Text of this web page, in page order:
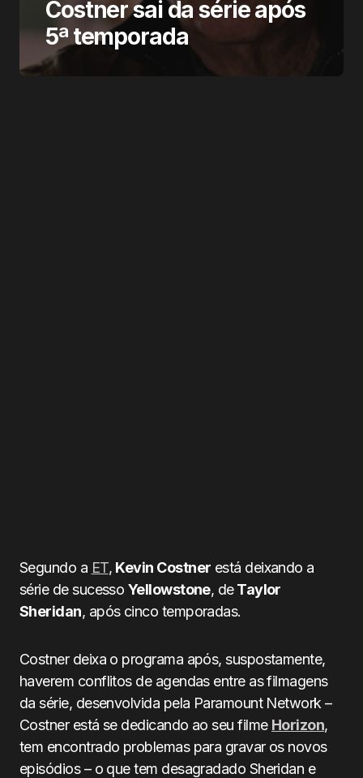
Costner sai da série após
5ª temporada
Segundo a ET, Kevin Costner está deixando a
série de sucesso Yellowstone, deTaylor
Sheridan, após cinco temporadas.
Costner deixa o programa após, suspostamente,
haverem conflitos de agendas entre as filmagens
da série, desenvolvida pela Paramount Network –
Costner está se dedicando ao seu filme Horizon,
tem encontrado problemas para gravar os novos
episódios – o que tem desagradado Sheridan e